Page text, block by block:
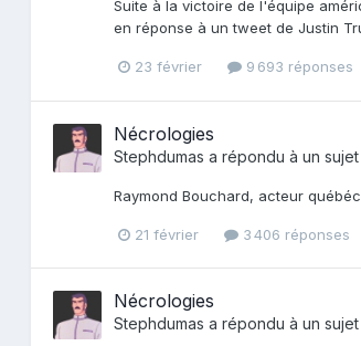
Suite à la victoire de l'équipe
en réponse à un tweet de Justin
23 février 9 693 réponses
Nécrologies
Stephdumas a répondu à un
Raymond Bouchard, acteur
21 février 3 406 réponses
Nécrologies
Stephdumas a répondu à un